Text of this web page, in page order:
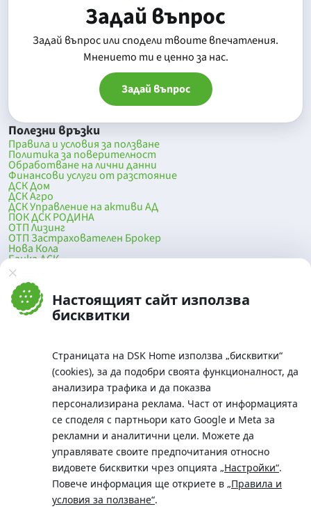
Настоящият сайт използва
бисквитки
Страницата на DSK Home използва „бисквитки“
(cookies), за да подобри своята функционалност, да
анализира трафика и да показва
персонализирана реклама. Част от информацията
се споделя с партньори като Google и Meta за
рекламни и аналитични цели. Можете да
управлявате своите предпочитания относно
видовете бисквитки чрез опцията „Настройки“.
Повече информация ще откриете в „Правила и
условия за ползване“.
Задай въпрос
Задай въпрос или сподели твоите впечатления.
Mнението ти е ценно за нас.
Задай въпрос
Полезни връзки
Правила и условия за ползване
Политика за поверителност
Обработване на лични данни
Финансови услуги от разстояние
ДСК Дом
ДСК Агро
ДСК Управление на активи АД
ПОК ДСК РОДИНА
ОТП Лизинг
ОТП Застрахователен Брокер
Нова Кола
Банка ДСК
DSK Mobile
Оферти за продажба от Банка ДСК
Клонова мрежа и банкомати
До началото на страницата
Телефон:
0700 10 375 / *2375
Московска No.19 / ул. Г. Бенковски No. 5, София 1036
SWIFT/BIC: